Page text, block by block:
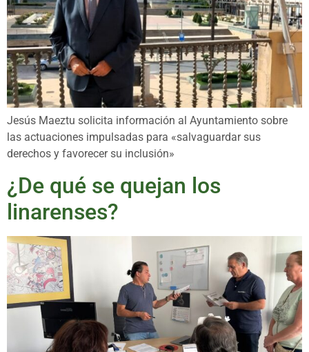
Jesús Maeztu solicita información al Ayuntamiento sobre
las actuaciones impulsadas para «salvaguardar sus
derechos y favorecer su inclusión»
¿De qué se quejan los
linarenses?